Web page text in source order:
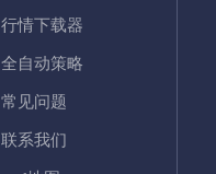
行情下载器
全自动策略
常见问题
联系我们